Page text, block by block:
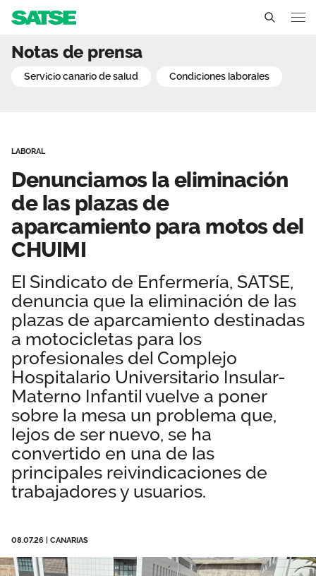
Delegados Sindicales
Estructura organizativa
Transparencia
Secciones sindicales
Servicios
Actualidad
Sala de prensa
Espacio profesional
Empleo
Documentos
Publicaciones
Vídeos
Canarias
Contáctanos
Área privada
Únete
Denunciamos la
Notas de prensa
servicio canario de salud condiciones laborales
LABORAL
Denunciamos la eliminación
de las plazas de
aparcamiento para motos del
CHUIMI
El Sindicato de Enfermería, SATSE,
denuncia que la eliminación de las
plazas de aparcamiento destinadas
a motocicletas para los
profesionales del Complejo
Hospitalario Universitario Insular-
Materno Infantil vuelve a poner
sobre la mesa un problema que,
lejos de ser nuevo, se ha
convertido en una de las
principales reivindicaciones de
trabajadores y usuarios.
08.07.26 CANARIAS